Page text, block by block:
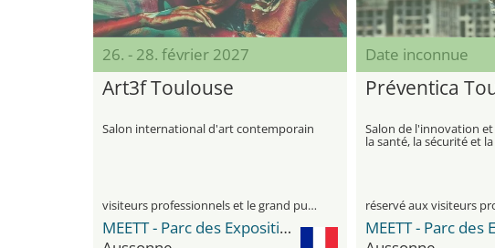
26. - 28. février 2027
Art3f Toulouse
Salon international d'art contemporain
visiteurs professionnels et le grand public
MEETT - Parc des Expositions et Centre de Conventions
Date inconnue
Préventica
Salon de l'innovation
la santé, la sécurité et
réservé aux visiteurs